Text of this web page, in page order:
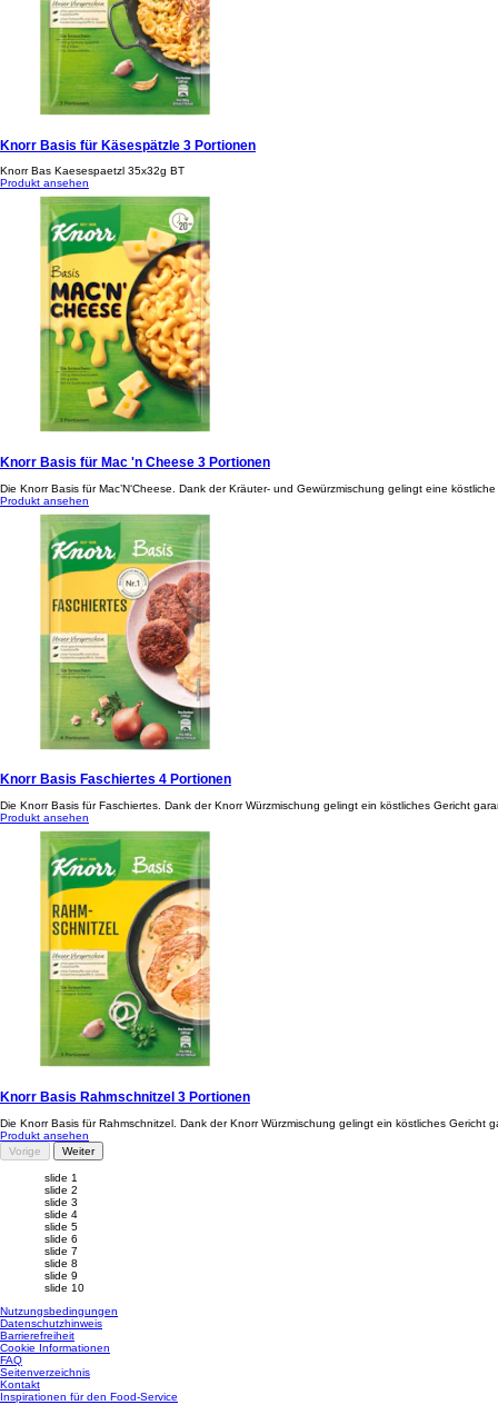
Knorr Basis für Käsespätzle 3 Portionen
Knorr Bas Kaesespaetzl 35x32g BT
Produkt ansehen
Knorr Basis für Mac 'n Cheese 3 Portionen
Die Knorr Basis für Mac’N‘Cheese. Dank der Kräuter- und Gewürzmischung gelingt eine
Produkt ansehen
Knorr Basis Faschiertes 4 Portionen
Die Knorr Basis für Faschiertes. Dank der Knorr Würzmischung gelingt ein köstliches Gericht
Produkt ansehen
Knorr Basis Rahmschnitzel 3 Portionen
Die Knorr Basis für Rahmschnitzel. Dank der Knorr Würzmischung gelingt ein köstliches Gericht
Produkt ansehen
Vorige
Weiter
slide 1
slide 2
slide 3
slide 4
slide 5
slide 6
slide 7
slide 8
slide 9
slide 10
Nutzungsbedingungen
Datenschutzhinweis
Cookie-Einstellungen
Barrierefreiheit
Cookie Informationen
FAQ